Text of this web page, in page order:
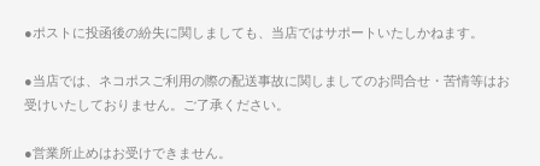
●ポストに投函後の紛失に関しましても、当店ではサポートいたしかねます。
●当店では、ネコポスご利用の際の配送事故に関しましてのお問合せ・苦情等はお
受けいたしておりません。ご了承ください。
●営業所止めはお受けできません。